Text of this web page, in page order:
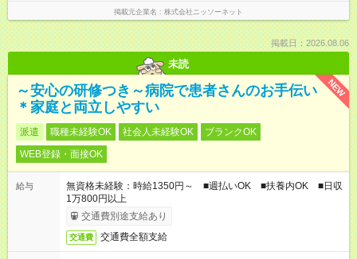
掲載元企業名 株式会社ニッソーネット
掲載日：2026.08.06
未読
NEW
～安心の研修つき～病院で患者さんのお手伝い
＊家庭と両立しやすい
派遣 職種未経験OK 社会人未経験OK
ブランクOK
WEB登録・面接OK
給与
無資格未経験：時給1350円～ ■週払いOK ■扶養内OK ■日収
1万800円以上
交通費別途支給あり
交通費 交通費全額支給